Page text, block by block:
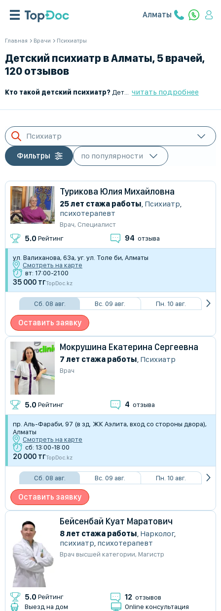
Алматы
Главная Врачи Психиатры
Детский психиатр в Алматы, 5 врачей,
120 отзывов
Кто такой детский психиатр? Детский психиатр — это врач, который занимается диагностикой, лечением и профилактикой психических и эмоциональных расстройств у детей и подростков. Он помогает выявлять отклонения в психическом развитии, корректировать поведенческие проблемы и назначать необходимую терапию. читать подробнее
Психиатр
Фильтры
Турикова Юлия Михайловна
25 лет стажа работы, Психиатр,
психотерапевт
Врач, Специалист
5.0 Рейтинг 94 отзыва
ул. Валиханова, 63а, уг. ул. Толе би, Алматы
Смотреть на карте
вт: 17:00-21:00
35 000 тгTopDoc.kz
Сб. 08 авг. Вс. 09 авг. Пн. 10 авг.
Оставить заявку
Мокрушина Екатерина Сергеевна
7 лет стажа работы, Психиатр
Врач
5.0 Рейтинг 4 отзыва
пр. Аль-Фараби, 97 (в зд. ЖК Аэлита, вход со стороны двора),
Алматы
Смотреть на карте
сб: 13:00-18:00
20 000 тгTopDoc.kz
Сб. 08 авг. Вс. 09 авг. Пн. 10 авг.
Оставить заявку
Бейсенбай Куат Маратович
8 лет стажа работы, Нарколог,
психиатр, психотерапевт
Врач высшей категории, Магистр
5.0 Рейтинг 12 отзывов
Выезд на дом
Online консультация